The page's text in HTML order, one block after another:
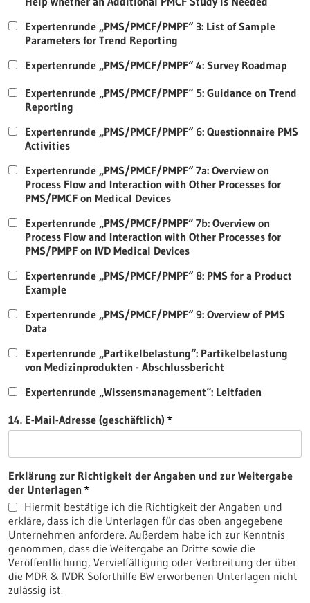
Expertenrunde „PMS/PMCF/PMPF“ 3: List of Sample
Parameters for Trend Reporting
Expertenrunde „PMS/PMCF/PMPF“ 4: Survey Roadmap
Expertenrunde „PMS/PMCF/PMPF“ 5: Guidance on Trend
Reporting
Expertenrunde „PMS/PMCF/PMPF“ 6: Questionnaire PMS
Activities
Expertenrunde „PMS/PMCF/PMPF“ 7a: Overview on
Process Flow and Interaction with Other Processes for
PMS/PMCF on Medical Devices
Expertenrunde „PMS/PMCF/PMPF“ 7b: Overview on
Process Flow and Interaction with Other Processes for
PMS/PMPF on IVD Medical Devices
Expertenrunde „PMS/PMCF/PMPF“ 8: PMS for a Product
Example
Expertenrunde „PMS/PMCF/PMPF“ 9: Overview of PMS
Data
Expertenrunde „Partikelbelastung“: Partikelbelastung
von Medizinprodukten - Abschlussbericht
Expertenrunde „Wissensmanagement“: Leitfaden
14. E-Mail-Adresse (geschäftlich)
Erklärung zur Richtigkeit der Angaben und zur Weitergabe
der Unterlagen
Hiermit bestätige ich die Richtigkeit der Angaben und
erkläre, dass ich die Unterlagen für das oben angegebene
Unternehmen anfordere. Außerdem habe ich zur Kenntnis
genommen, dass die Weitergabe an Dritte sowie die
Veröffentlichung, Vervielfältigung oder Verbreitung der über
die MDR & IVDR Soforthilfe BW erworbenen Unterlagen nicht
zulässig ist.